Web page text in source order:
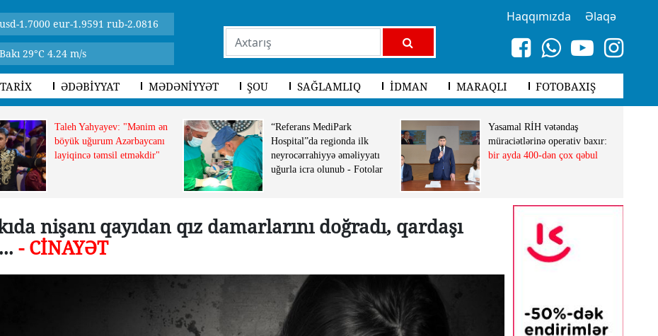
usd-1.7000 eur-1.9591 rub-2.0816
Bakı 29°C 4.24 m/s
Haqqımızda Əlaqə
TARİX ƏDƏBİYYAT MƏDƏNİYYƏT ŞOU SAĞLAMLIQ İDMAN MARAQLI FOTOBAXIŞ
Taleh Yahyayev: "Mənim ən
böyük uğurum Azərbaycanı
layiqincə təmsil etməkdir"
“Referans MediPark
Hospital”da regionda ilk
neyrocərrahiyyə əməliyyatı
uğurla icra olunub - Fotolar
Yasamal RİH vətəndaş
müraciətlərinə operativ baxır:
bir ayda 400-dən çox qəbul
nişanı qayıdan qız damarlarını doğradı, qardaşı
- CİNAYƏT